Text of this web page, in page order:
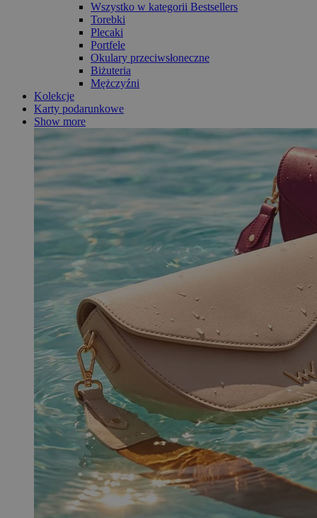
Wszystko w kategorii Bestsellers
Torebki
Plecaki
Portfele
Okulary przeciwsłoneczne
Biżuteria
Mężczyźni
Kolekcje
Karty podarunkowe
Show more